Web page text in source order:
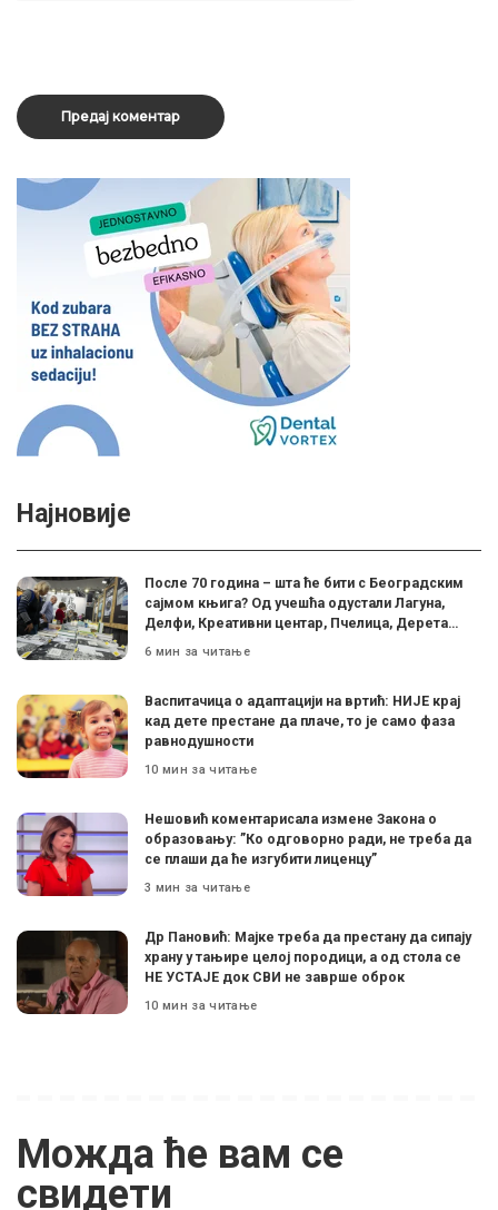
Најновије
После 70 година – шта ће бити с Београдским
сајмом књига? Од учешћа одустали Лагуна,
Делфи, Креативни центар, Пчелица, Дерета…
6 мин за читање
Васпитачица о адаптацији на вртић: НИЈЕ крај
кад дете престане да плаче, то је само фаза
равнодушности
10 мин за читање
Нешовић коментарисала измене Закона о
образовању: ”Ко одговорно ради, не треба да
се плаши да ће изгубити лиценцу”
3 мин за читање
Др Пановић: Мајке треба да престану да сипају
храну у тањире целој породици, а од стола се
НЕ УСТАЈЕ док СВИ не заврше оброк
10 мин за читање
Можда ће вам се
свидети